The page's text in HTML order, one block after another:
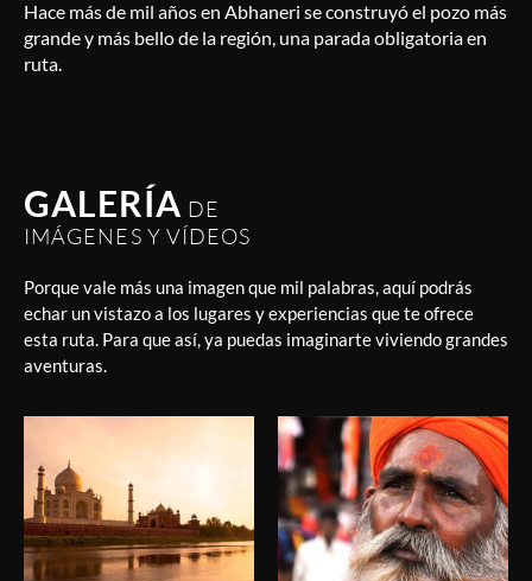
Hace más de mil años en Abhaneri se construyó el pozo más
grande y más bello de la región, una parada obligatoria en
ruta.
GALERÍA DE
IMÁGENES Y VÍDEOS
Porque vale más una imagen que mil palabras, aquí podrás
echar un vistazo a los lugares y experiencias que te ofrece
esta ruta. Para que así, ya puedas imaginarte viviendo grandes
aventuras.